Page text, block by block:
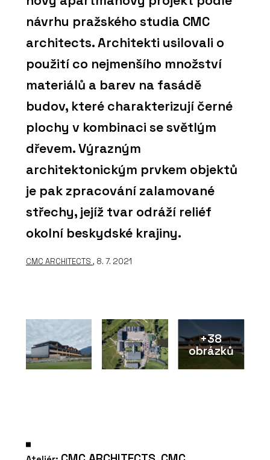
návrhu pražského studia CMC
architects. Architekti usilovali o
použití co nejmenšího množství
materiálů a barev na fasádě
budov, které charakterizují černé
plochy v kombinaci se světlým
dřevem. Výrazným
architektonickým prvkem objektů
je pak zpracování zalamované
střechy, jejíž tvar odráží reliéf
okolní beskydské krajiny.
CMC ARCHITECTS , 8. 7. 2021
+38
obrázků